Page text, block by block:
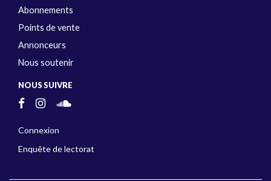
Abonnements
Points de vente
Annonceurs
Nous soutenir
NOUS SUIVRE
Connexion
Enquête de lectorat